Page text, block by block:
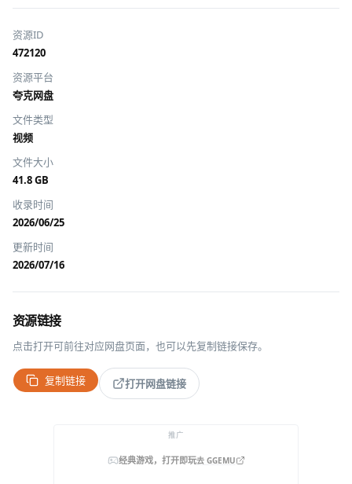
资源ID
472120
资源平台
夸克网盘
文件类型
视频
文件大小
41.8 GB
收录时间
2026/06/25
更新时间
2026/07/16
资源链接
点击打开可前往对应网盘页面，也可以先复制链接保存。
复制链接 打开网盘链接
推广
经典游戏，打开即玩去 GGEMU